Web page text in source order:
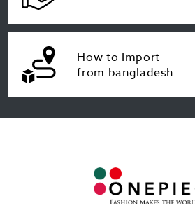
How to Import
from bangladesh